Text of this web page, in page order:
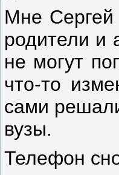
Мне Сергей
родители и
не могут
что-то
сами
вузы.
Телефон